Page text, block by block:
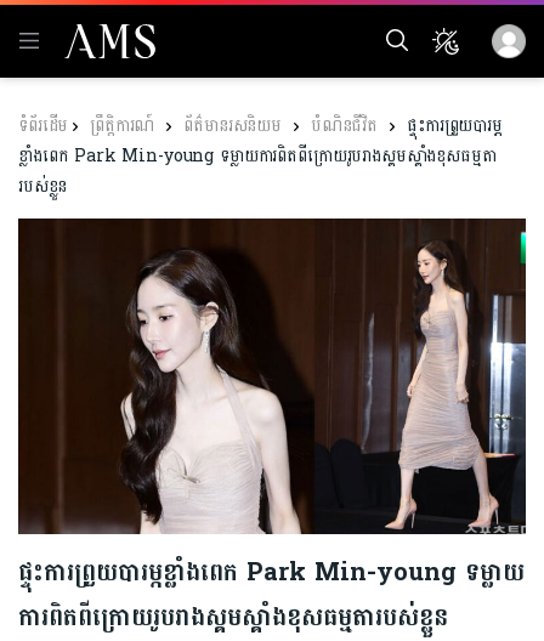
ព្រឹត្តិការណ៍ ព័ត៌មានរសនិយម បំណិនជីវិត
ផ្ទុះការព្រួយបារម្ភ
ខ្លាំងពេក Park Min-young ទម្លាយការពិតពីក្រោយរូបរាងស្គមស្គាំងខុសធម្មតា
របស់ខ្លួន
ផ្ទុះការព្រួយបារម្ភខ្លាំងពេក Park Min-young ទម្លាយ
ការពិតពីក្រោយរូបរាងស្គមស្គាំងខុសធម្មតារបស់ខ្លួន